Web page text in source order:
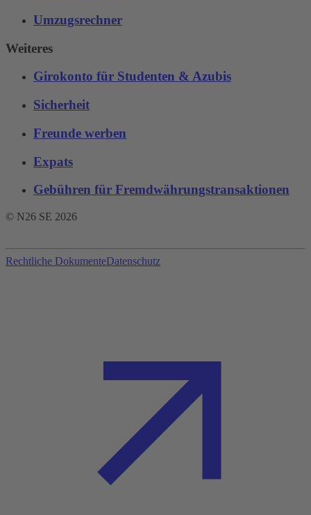
Umzugsrechner
Weiteres
Girokonto für Studenten & Azubis
Sicherheit
Freunde werben
Expats
Gebühren für Fremdwährungstransaktionen‌
© N26 SE 2026
Rechtliche DokumenteDatenschutz